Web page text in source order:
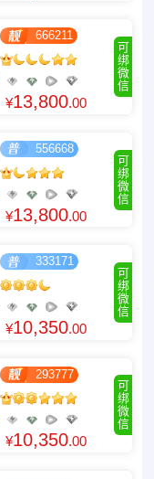
可
绑
微
信
666211
¥13,800.00
可
绑
微
信
556668
¥13,800.00
可
绑
微
信
333171
¥10,350.00
可
绑
微
信
293777
¥10,350.00